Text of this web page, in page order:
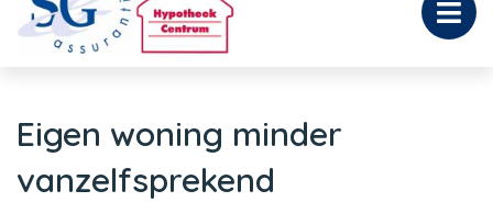
Eigen woning minder
vanzelfsprekend